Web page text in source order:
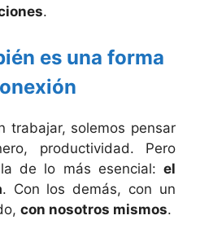
.
es una forma
trabajar, solemos pensar
productividad. Pero
de lo más esencial: el
. Con los demás, con un
con nosotros mismos.